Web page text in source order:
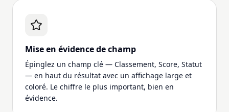
Mise en évidence de champ
Épinglez un champ clé — Classement, Score, Statut
— en haut du résultat avec un affichage large et
coloré. Le chiffre le plus important, bien en
évidence.